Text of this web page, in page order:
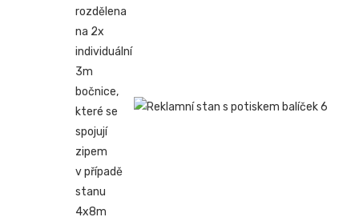
rozdělena
na 2x
individuální
3m
bočnice,
které se
spojují
zipem
v případě
stanu
4x8m